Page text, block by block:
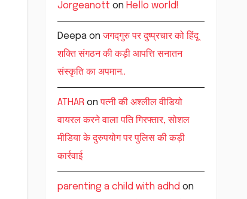
Jorgeanott on Hello world!
Deepaonजगद्गुरु पर दुष्प्रचार को हिंदू
शक्ति संगठन की कड़ी आपत्ति सनातन
संस्कृति का अपमान..
ATHAR onपत्नी की अश्लील वीडियो
वायरल करने वाला पति गिरफ्तार, सोशल
मीडिया के दुरुपयोग पर पुलिस की कड़ी
कार्रवाई
parenting a child with adhd on